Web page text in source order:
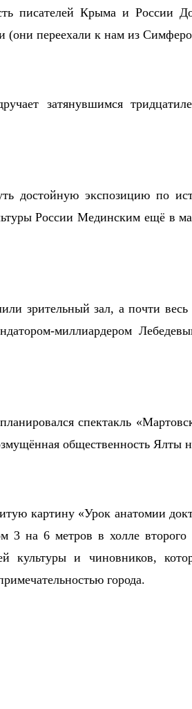
писателей Крыма и России
(они переехали к нам из
затянувшимся
достойную экспозицию по
России Мединским ещё в
зрительный зал, а почти весь
миллиардером
спектакль
общественность Ялты
картину «Урок анатомии
на 6 метров в холле второго
культуры и чиновников,
города.